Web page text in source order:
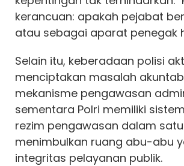
kerancuan: apakah pejabat
atau sebagai aparat penegak
Selain itu, keberadaan polisi
menciptakan masalah
mekanisme pengawasan
sementara Polri memiliki
rezim pengawasan dalam
menimbulkan ruang abu-abu
integritas pelayanan publik.